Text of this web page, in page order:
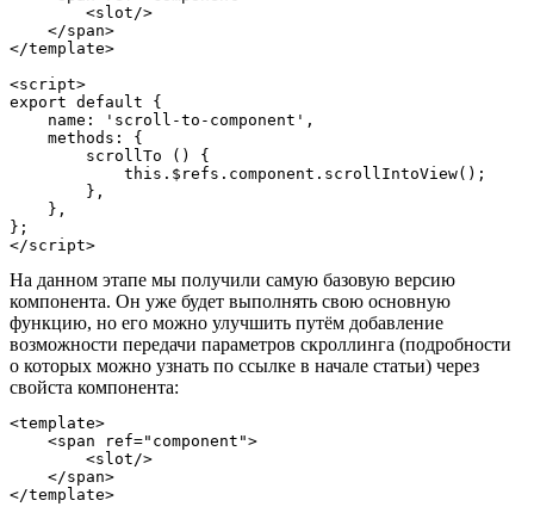
        <slot/>
    </span>
</template>
<script>
export default {
    name: 'scroll-to-component',
    methods: {
        scrollTo () {
            this.$refs.component.scrollIntoView();
        },
    },
};
На данном этапе мы получили самую базовую версию
компонента. Он уже будет выполнять свою основную
функцию, но его можно улучшить путём добавление
возможности передачи параметров скроллинга (подробности
о которых можно узнать по ссылке в начале статьи) через
свойста компонента:
<template>
    <span ref="component">
        <slot/>
    </span>
</template>